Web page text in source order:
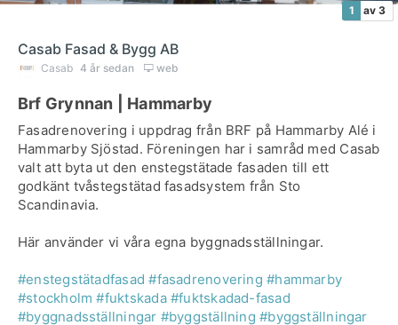
1 av 3
Casab Fasad & Bygg AB
Casab 4 år sedan web
Brf Grynnan | Hammarby
Fasadrenovering i uppdrag från BRF på Hammarby Alé i
Hammarby Sjöstad. Föreningen har i samråd med Casab
valt att byta ut den enstegstätade fasaden till ett
godkänt tvåstegstätad fasadsystem från Sto
Scandinavia.
Här använder vi våra egna byggnadsställningar.
#enstegstätadfasad #fasadrenovering #hammarby
#stockholm #fuktskada #fuktskadad-fasad
#byggnadsställningar #byggställning #byggställningar